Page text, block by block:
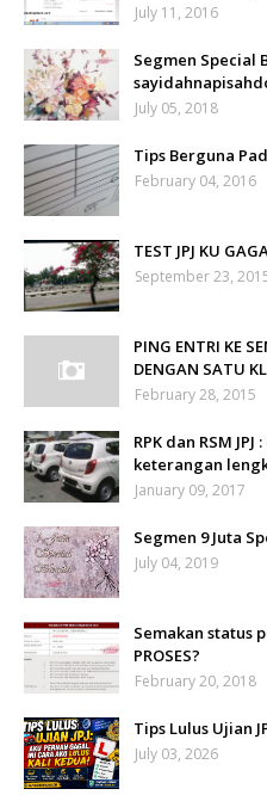
July 11, 2016
Segmen Special
July 05, 2018
Tips Berguna
February 04, 2016
TEST JPJ KU
September 23,
PING ENTRI KE
DENGAN SATU
February 28, 2015
RPK dan RSM
keterangan
January 09, 2017
Segmen 9 Juta
July 04, 2019
Semakan status
PROSES?
February 20, 2018
Tips Lulus Ujian
July 03, 2026